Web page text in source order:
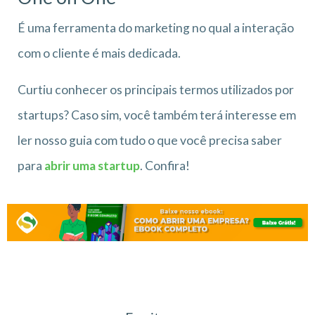
É uma ferramenta do marketing no qual a interação
com o cliente é mais dedicada.
Curtiu conhecer os principais termos utilizados por
startups? Caso sim, você também terá interesse em
ler nosso guia com tudo o que você precisa saber
para abrir uma startup. Confira!